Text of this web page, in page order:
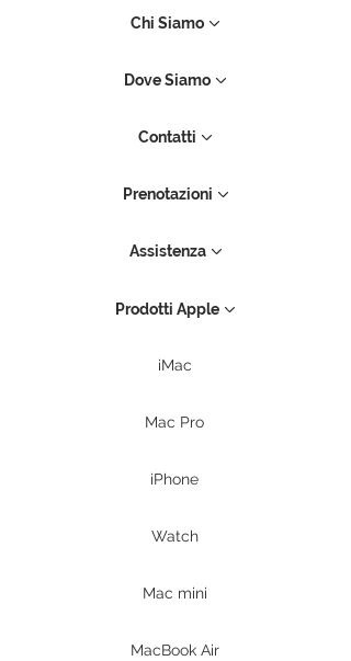
Chi Siamo
Dove Siamo
Contatti
Prenotazioni
Assistenza
Prodotti Apple
iMac
Mac Pro
iPhone
Watch
Mac mini
MacBook Air